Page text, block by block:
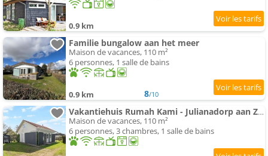
0.9 km
Familie bungalow aan het meer
Maison de vacances, 110 m²
6 personnes, 1 salle de bains
0.9 km 8/10
Vakantiehuis Rumah Kami - Julianadorp aan Zee
Maison de vacances, 110 m²
6 personnes, 3 chambres, 1 salle de bains